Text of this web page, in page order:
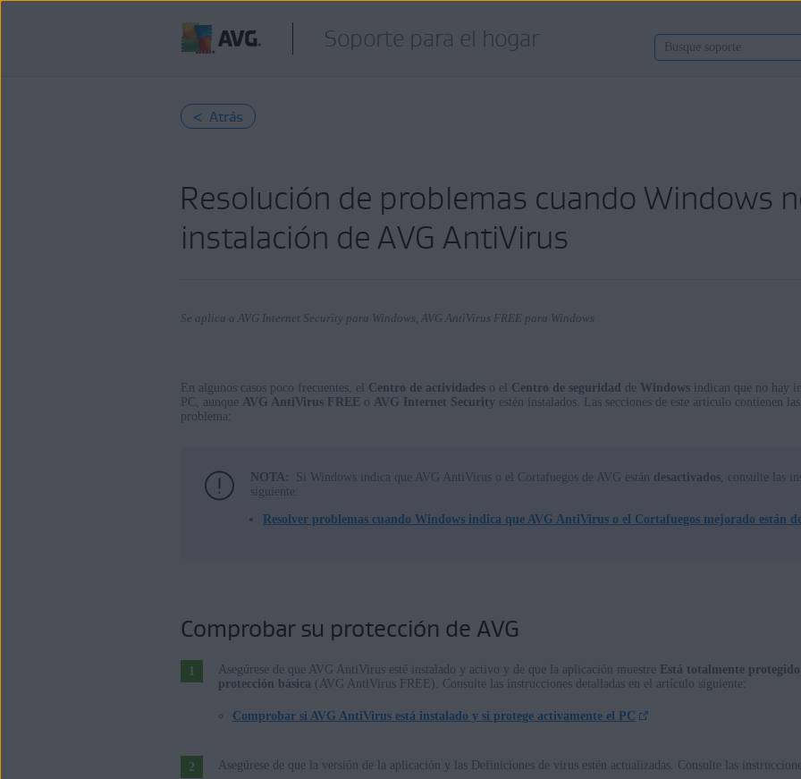
Soporte para el hogar
< Atrás
Resolución de problemas cuando Windows
instalación de AVG AntiVirus
Se aplica a AVG Internet Security para Windows, AVG AntiVirus FREE para Windows
Productos:
Sistemas operativos:
Microsoft Windows 11 Home / Pro / Enterprise / Education
En algunos casos poco frecuentes, el Centro de actividades o el Centro de seguridad de Windows indican que no hay
PC, aunque AVG AntiVirus FREE o AVG Internet Security estén instalados. Las secciones de este artículo contienen
problema:
NOTA: Si Windows indica que AVG AntiVirus o el Cortafuegos de AVG están desactivados, consulte las
siguiente:
Resolver problemas cuando Windows indica que AVG AntiVirus o el Cortafuegos mejorado están
Comprobar su protección de AVG
Asegúrese de que AVG AntiVirus esté instalado y activo y de que la aplicación muestre Está totalmente protegido
protección básica (AVG AntiVirus FREE). Consulte las instrucciones detalladas en el artículo siguiente:
Comprobar si AVG AntiVirus está instalado y si protege activamente el PC
Asegúrese de que la versión de la aplicación y las Definiciones de virus estén actualizadas. Consulte las